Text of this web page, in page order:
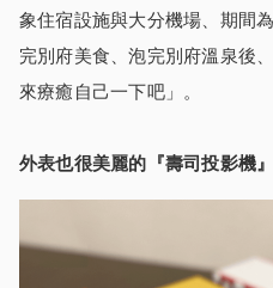
象住宿設施與大分機場、期間
完別府美食、泡完別府溫泉後
來療癒自己一下吧」。
外表也很美麗的『壽司投影機 』